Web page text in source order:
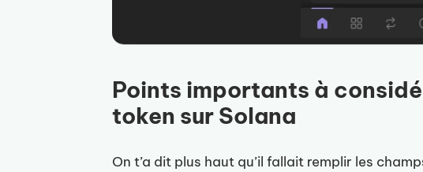
Points importants à
token sur Solana
On t’a dit plus haut qu’il fallait remplir les